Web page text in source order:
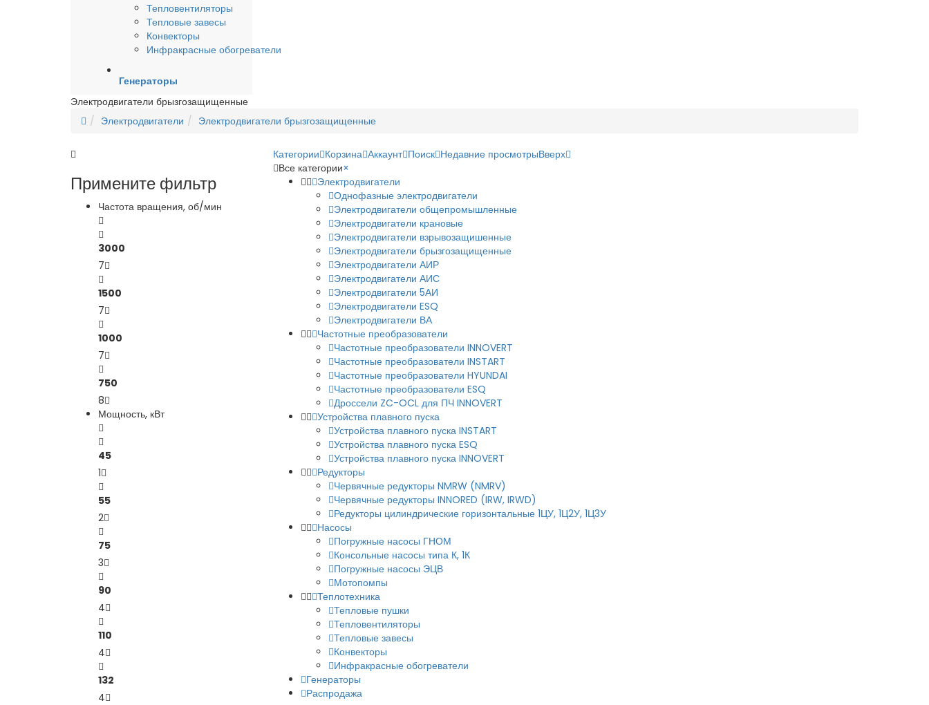
Тепловентиляторы
Тепловые завесы
Конвекторы
Инфракрасные обогреватели
Генераторы
Электродвигатели брызгозащищенные
Электродвигатели
Электродвигатели брызгозащищенные
Примените фильтр
Частота вращения, об/мин
3000
7
1500
7
1000
7
750
8
Мощность, кВт
45
1
55
2
75
3
90
4
110
4
132
4
Категории Корзина Аккаунт Поиск Недавние просмотрыВверх
Все категории×
Электродвигатели
Однофазные электродвигатели
Электродвигатели общепромышленные
Электродвигатели крановые
Электродвигатели взрывозащишенные
Электродвигатели брызгозащищенные
Электродвигатели АИР
Электродвигатели АИС
Электродвигатели 5АИ
Электродвигатели ESQ
Электродвигатели ВА
Частотные преобразователи
Частотные преобразователи INNOVERT
Частотные преобразователи INSTART
Частотные преобразователи HYUNDAI
Частотные преобразователи ESQ
Дроссели ZC-OCL для ПЧ INNOVERT
Устройства плавного пуска
Устройства плавного пуска INSTART
Устройства плавного пуска ESQ
Устройства плавного пуска INNOVERT
Редукторы
Червячные редукторы NMRW (NMRV)
Червячные редукторы INNORED (IRW, IRWD)
Редукторы цилиндрические горизонтальные 1ЦУ, 1Ц2У, 1Ц3У
Насосы
Погружные насосы ГНОМ
Консольные насосы типа К, 1К
Погружные насосы ЭЦВ
Мотопомпы
Теплотехника
Тепловые пушки
Тепловентиляторы
Тепловые завесы
Конвекторы
Инфракрасные обогреватели
Генераторы
Распродажа